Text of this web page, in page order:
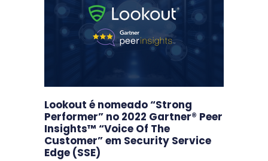
Lookout é nomeado “Strong
Performer” no 2022 Gartner® Peer
Insights™ “Voice Of The
Customer” em Security Service
Edge (SSE)